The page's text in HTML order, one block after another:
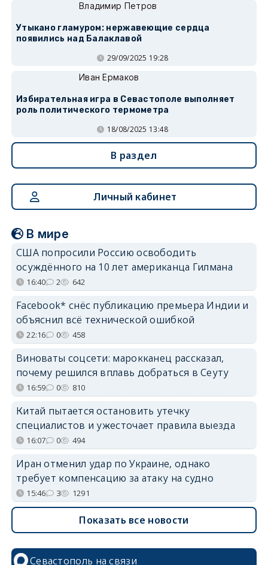
Владимир Петров
Утыкано гламуром: нержавеющие сердца
появились над Балаклавой
29/09/2025 19:28
Иван Ермаков
Избирательная игра в Севастополе выполняет
роль политического термометра
18/08/2025 13:48
В раздел
Личный кабинет
В мире
США попросили Россию освободить
осуждённого на 10 лет американца Гилмана
16:40 2 642
Facebook* снёс публикацию премьера Индии и
объяснил всё технической ошибкой
22:16 0 458
Виноваты соцсети: марокканец рассказал,
почему решился вплавь добраться в Сеуту
16:59 0 810
Китай пытается остановить утечку
специалистов и ужесточает правила выезда
16:07 0 494
Иран отменил удар по Украине, однако
требует компенсацию за атаку на судно
15:46 3 1291
Показать все новости
Севастополь на связи